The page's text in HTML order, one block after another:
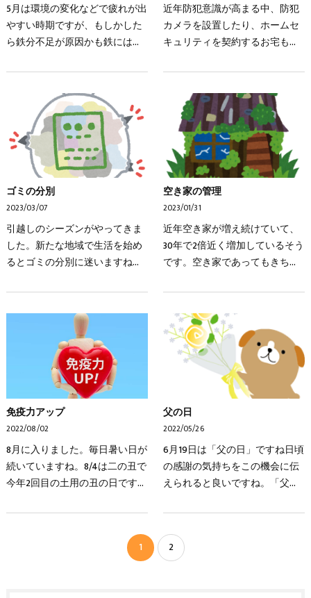
5月は環境の変化などで疲れが出
やすい時期ですが、もしかした
ら鉄分不足が原因かも鉄には全
割があるため、鉄分が不足する
と体内が酸欠状態となり、さま
ざまな症状が現れます…
近年防犯意識が高まる中、防犯
カメラを設置したり、ホームセ
キュリティを契約するお宅も多
にもいろんな種類の防犯グッズ
が並んでいますよね。でも防犯
対策をするなら、実は…
ゴミの分別
2023/03/07
引越しのシーズンがやってきま
した。新たな地域で生活を始め
るとゴミの分別に迷いますね。
域と言われているので、慣れな
いと少し大変かも知れません。
特にスプレー缶や電池…
空き家の管理
2023/01/31
近年空き家が増え続けていて、
30年で2倍近く増加しているそう
です。空き家であってもきちん
せんがそうでない場合は様々な
問題が発生します・放火・悪
臭・倒壊の恐れ・不法侵…
免疫力アップ
2022/08/02
8月に入りました。毎日暑い日が
続いていますね。8/4は二の丑で
今年2回目の土用の丑の日です。
べられなかった方は、是非、今
度は食べて暑い夏を乗り切りま
父の日
2022/05/26
6月19日は「父の日」ですね日頃
の感謝の気持ちをこの機会に伝
えられると良いですね。「父の
リカから伝わりました。ソノラ
というアメリカ人女性が、「母
の日」があるなら「父…
1 2